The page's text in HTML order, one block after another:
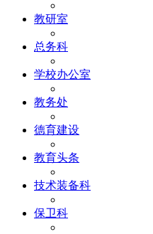
教研室
总务科
学校办公室
教务处
德育建设
教育头条
技术装备科
保卫科